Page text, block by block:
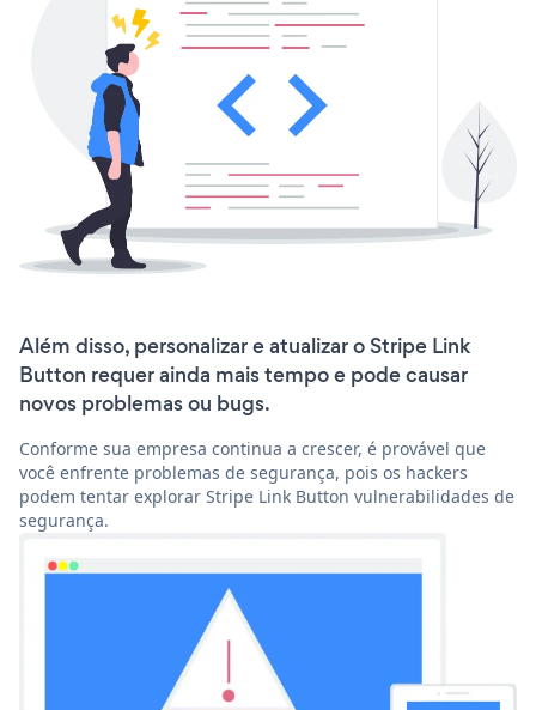
Além disso, personalizar e atualizar o Stripe Link
Button requer ainda mais tempo e pode causar
novos problemas ou bugs.
Conforme sua empresa continua a crescer, é provável que
você enfrente problemas de segurança, pois os hackers
podem tentar explorar Stripe Link Button vulnerabilidades de
segurança.